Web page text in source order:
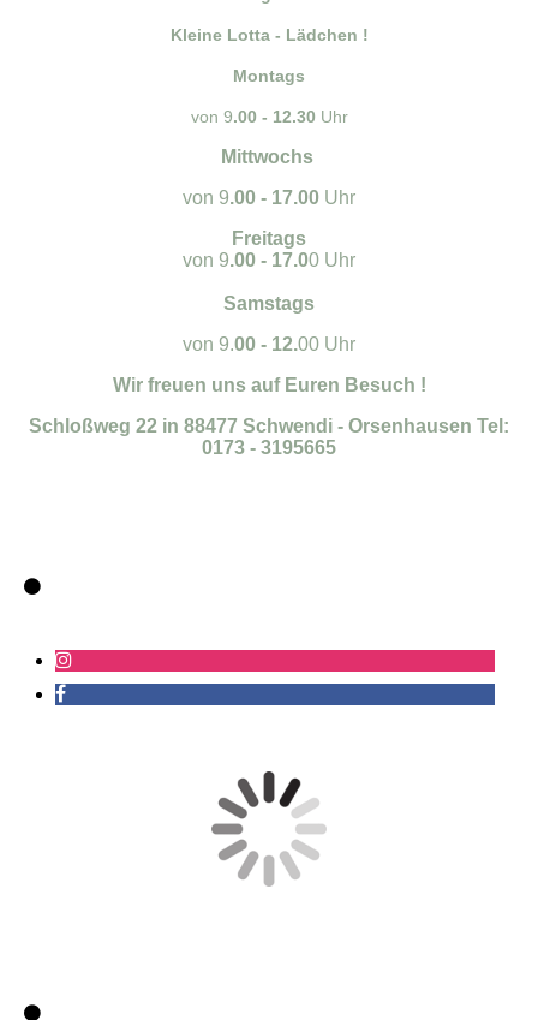
Kleine Lotta - Lädchen !
Montags
von 9.00 - 12.30 Uhr
Mittwochs
von 9.00 - 17.00 Uhr
Freitags
von 9.00 - 17.00 Uhr
Samstags
von 9.00 - 12.00 Uhr
Wir freuen uns auf Euren Besuch !
Schloßweg 22 in 88477 Schwendi - Orsenhausen Tel:
0173 - 3195665